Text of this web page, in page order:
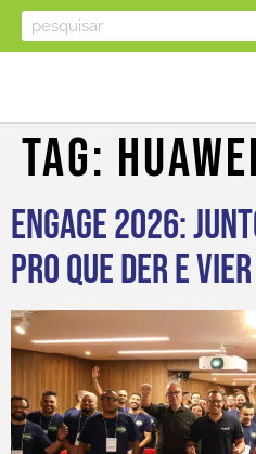
Tag: Huawei
Engage 2026:
pro que der e vier